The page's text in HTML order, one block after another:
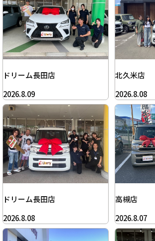
ドリーム長田店
2026.8.09
北久米店
2026.8.08
ドリーム長田店
2026.8.08
高槻店
2026.8.07